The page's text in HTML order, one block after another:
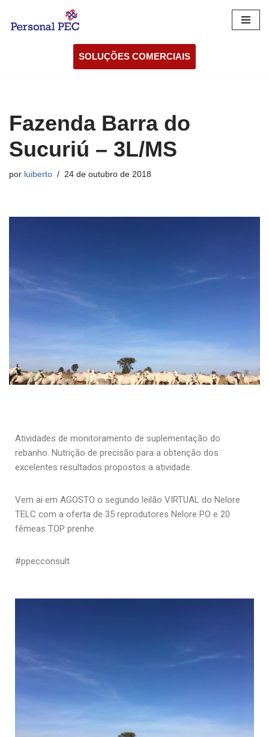
Pular
SOLUÇÕES COMERCIAIS
Fazenda Barra do
Sucuriú – 3L/MS
por luiberto 24 de outubro de 2018
Atividades de monitoramento de suplementação do
rebanho. Nutrição de precisão para a obtenção dos
excelentes resultados propostos a atividade.
Vem ai em AGOSTO o segundo leilão VIRTUAL do Nelore
TELC com a oferta de 35 reprodutores Nelore PO e 20
fêmeas TOP prenhe.
#ppecconsult